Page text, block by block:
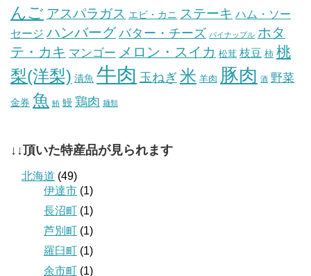
んご アスパラガス エビ・カニ ステーキ ハム・ソー
セージ ハンバーグ バター・チーズ パイナップル ホタ
テ・カキ マンゴー メロン・スイカ 松茸 枝豆 柿 桃
梨(洋梨) 漬魚 牛肉 玉ねぎ 米 羊肉 豚肉 酒 野菜
金券 魚 鮪 鰻 鶏肉 麺類
↓↓頂いた特産品が見られます
北海道 (49)
伊達市 (1)
長沼町 (1)
芦別町 (1)
羅臼町 (1)
余市町 (1)